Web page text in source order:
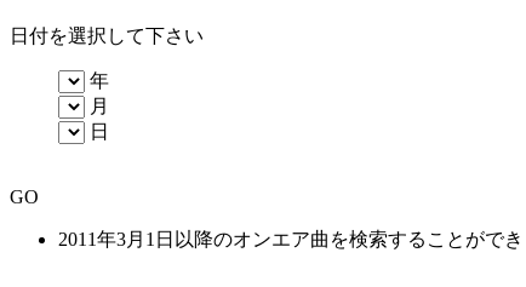
日付を選択して下さい
年
月
日
GO
2011年3月1日以降のオンエア曲を検索することができ